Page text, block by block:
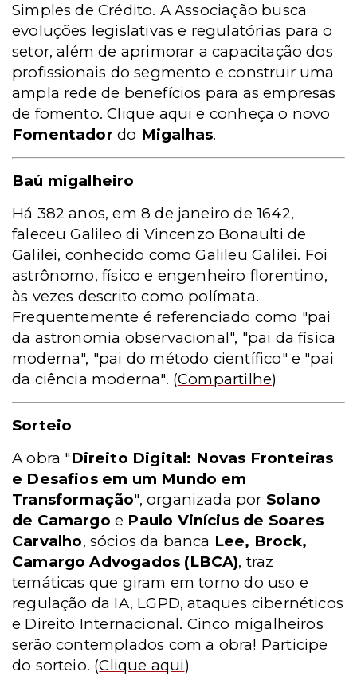
Simples de Crédito. A Associação busca
evoluções legislativas e regulatórias para o
setor, além de aprimorar a capacitação dos
profissionais do segmento e construir uma
ampla rede de benefícios para as empresas
de fomento.Clique aqui e conheça o novo
Fomentador do Migalhas.
Baú migalheiro
Há 382 anos, em 8 de janeiro de 1642,
faleceu Galileo di Vincenzo Bonaulti de
Galilei, conhecido como Galileu Galilei. Foi
astrônomo, físico e engenheiro florentino,
às vezes descrito como polímata.
Frequentemente é referenciado como "pai
da astronomia observacional", "pai da física
moderna", "pai do método científico" e "pai
da ciência moderna". (Compartilhe)
Sorteio
A obra "Direito Digital: Novas Fronteiras
e Desafios em um Mundo em
Transformação", organizada por Solano
de Camargo e Paulo Vinícius de Soares
Carvalho, sócios da banca Lee, Brock,
Camargo Advogados (LBCA), traz
temáticas que giram em torno do uso e
regulação da IA, LGPD, ataques cibernéticos
e Direito Internacional. Cinco migalheiros
serão contemplados com a obra! Participe
do sorteio. (Clique aqui)